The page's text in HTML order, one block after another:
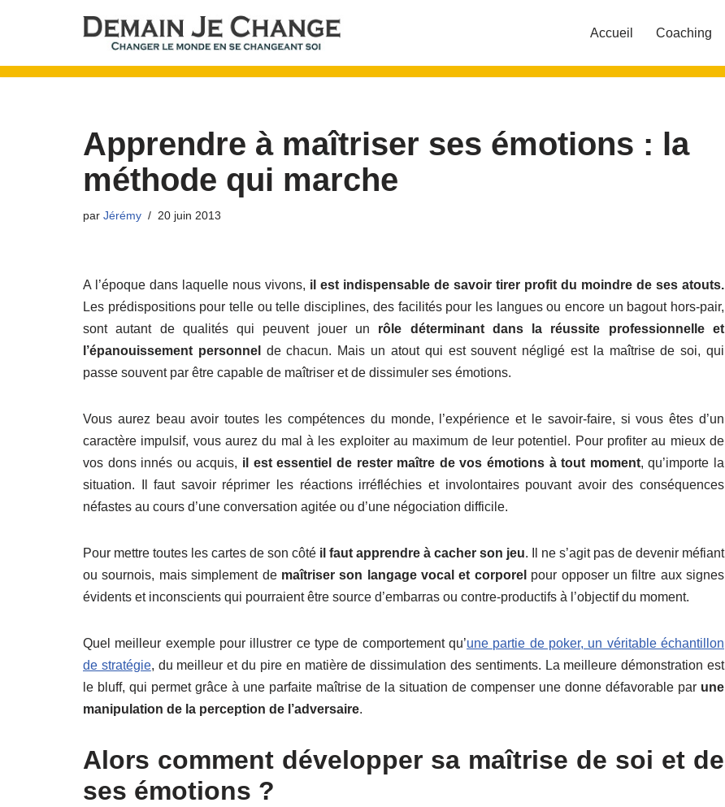
au
Accueil Coaching
Apprendre à maîtriser ses émotions : la
méthode qui marche
par Jérémy 20 juin 2013
A l’époque dans laquelle nous vivons, il est indispensable de savoir tirer profit du moindre de ses atouts.
Les prédispositions pour telle ou telle disciplines, des facilités pour les langues ou encore un bagout hors-pair,
sont autant de qualités qui peuvent jouer un rôle déterminant dans la réussite professionnelle et
l’épanouissement personnel de chacun. Mais un atout qui est souvent négligé est la maîtrise de soi, qui
passe souvent par être capable de maîtriser et de dissimuler ses émotions.
Vous aurez beau avoir toutes les compétences du monde, l’expérience et le savoir-faire, si vous êtes d’un
caractère impulsif, vous aurez du mal à les exploiter au maximum de leur potentiel. Pour profiter au mieux de
vos dons innés ou acquis, il est essentiel de rester maître de vos émotions à tout moment, qu’importe la
situation. Il faut savoir réprimer les réactions irréfléchies et involontaires pouvant avoir des conséquences
néfastes au cours d’une conversation agitée ou d’une négociation difficile.
Pour mettre toutes les cartes de son côté il faut apprendre à cacher son jeu. Il ne s’agit pas de devenir méfiant
ou sournois, mais simplement de maîtriser son langage vocal et corporel pour opposer un filtre aux signes
évidents et inconscients qui pourraient être source d’embarras ou contre-productifs à l’objectif du moment.
Quel meilleur exemple pour illustrer ce type de comportement qu’une partie de poker, un véritable échantillon
de stratégie, du meilleur et du pire en matière de dissimulation des sentiments. La meilleure démonstration est
le bluff, qui permet grâce à une parfaite maîtrise de la situation de compenser une donne défavorable par une
manipulation de la perception de l’adversaire.
Alors comment développer sa maîtrise de soi et de
ses émotions ?